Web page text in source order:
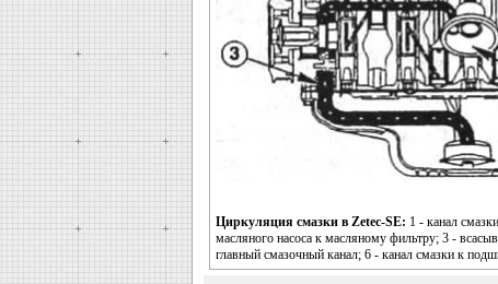
Циркуляция смазки в Zetec-SE: 1 - канал
масляного насоса к масляному фильтру; 3 -
главный смазочный канал; 6 - канал смазки к